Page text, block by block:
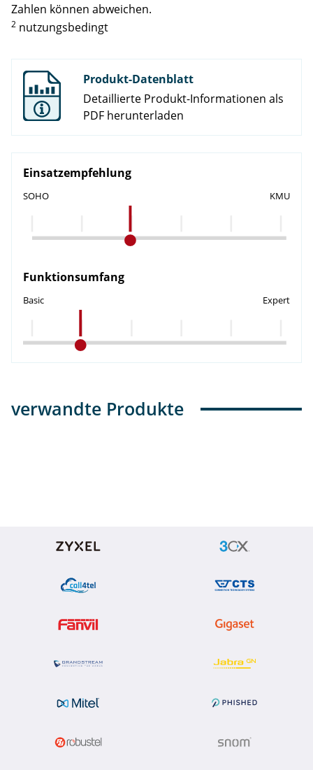
Zahlen können abweichen.
2 nutzungsbedingt
Produkt-Datenblatt
Detaillierte Produkt-Informationen als
PDF herunterladen
Einsatzempfehlung
SOHO KMU
Funktionsumfang
Basic Expert
verwandte Produkte